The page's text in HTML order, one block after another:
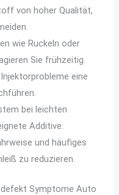
von hoher Qualität,
wie Ruckeln oder
Sie frühzeitig.
eine
bei leichten
Additive.
und häufiges
zu reduzieren.
Symptome Auto